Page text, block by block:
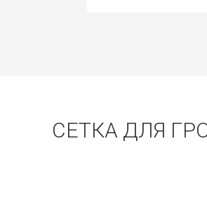
СЕТКА ДЛЯ